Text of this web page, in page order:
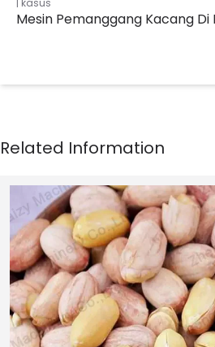
kasus
Mesin Pemanggang Kacang Di